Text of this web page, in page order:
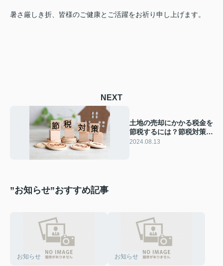
暑さ厳しき折、皆様のご健康とご活躍をお祈り申し上げます。
NEXT
土地の売却にかかる税金を
節税するには？節税対策や
特例について解説
2024.08.13
”お知らせ”おすすめ記事
お知らせ お知らせ